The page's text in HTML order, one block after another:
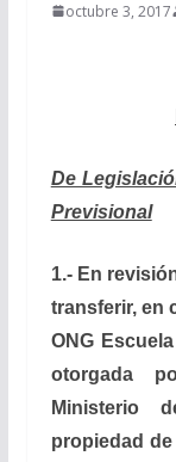
octubre 3, 2017
De
Previsional
1.- En
transferir, en
ONG
otorgada
Ministerio
propiedad